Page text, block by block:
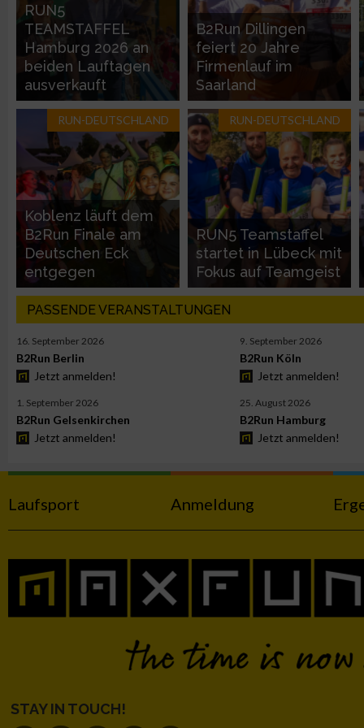
RUN5
TEAMSTAFFEL
Hamburg 2026 an
beiden Lauftagen
ausverkauft
B2Run Dillingen
feiert 20 Jahre
Firmenlauf im
Saarland
RUN-DEUTSCHLAND
Koblenz läuft dem
B2Run Finale am
Deutschen Eck
entgegen
RUN-DEUTSCHLAND
RUN5 Teamstaffel
startet in Lübeck mit
Fokus auf Teamgeist
PASSENDE VERANSTALTUNGEN
16. September 2026
B2Run Berlin
Jetzt anmelden!
9. September 2026
B2Run Köln
Jetzt anmelden!
1. September 2026
B2Run Gelsenkirchen
Jetzt anmelden!
25. August 2026
B2Run Hamburg
Jetzt anmelden!
Laufsport Anmeldung
STAY IN TOUCH!
Verwendung reduzierter Daten zur Auswahl von Inhalten
IAB-Besonderheiten:
Verwendung genauer Standortdaten
Geräte anhand von aktiv angeforderten Informationen
Notwendig
Performance
Funktional